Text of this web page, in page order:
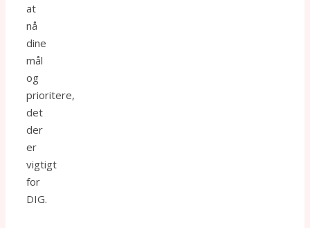
at
nå
dine
mål
og
prioritere,
det
der
er
vigtigt
for
DIG.